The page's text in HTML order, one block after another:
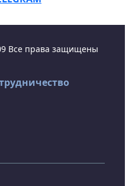
Все права защищены